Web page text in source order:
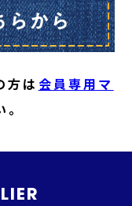
方は 会員専用マ